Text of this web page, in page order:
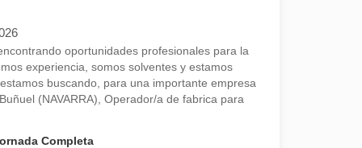
oportunidades profesionales para la
experiencia, somos solventes y estamos
buscando, para una importante empresa
(NAVARRA), Operador/a de fabrica para
Completa